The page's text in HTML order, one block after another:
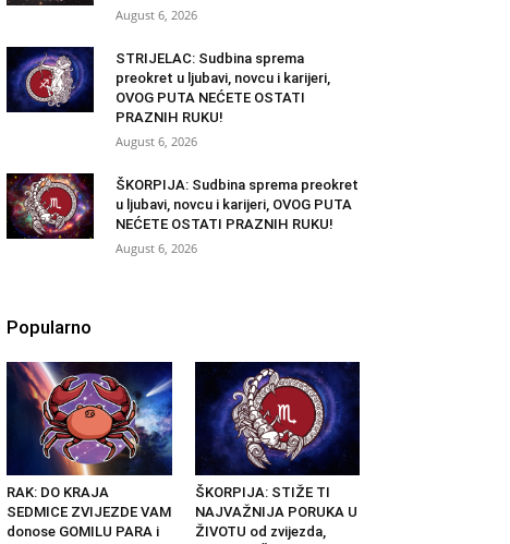
August 6, 2026
STRIJELAC: Sudbina sprema
preokret u ljubavi, novcu i karijeri,
OVOG PUTA NEĆETE OSTATI
PRAZNIH RUKU!
August 6, 2026
ŠKORPIJA: Sudbina sprema preokret
u ljubavi, novcu i karijeri, OVOG PUTA
NEĆETE OSTATI PRAZNIH RUKU!
August 6, 2026
Popularno
RAK: DO KRAJA
SEDMICE ZVIJEZDE VAM
donose GOMILU PARA i
ŠKORPIJA: STIŽE TI
NAJVAŽNIJA PORUKA U
ŽIVOTU od zvijezda,